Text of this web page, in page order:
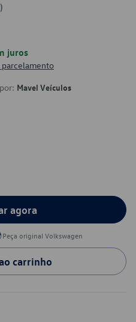
juros
Mavel Veículos
agora
Peça original Volkswagen
carrinho